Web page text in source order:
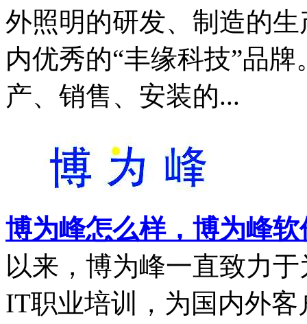
外照明的研发、制造的
内优秀的“丰缘科技”品
产、销售、安装的...
博为峰怎么样，博为峰
以来，博为峰一直致力
IT职业培训，为国内外